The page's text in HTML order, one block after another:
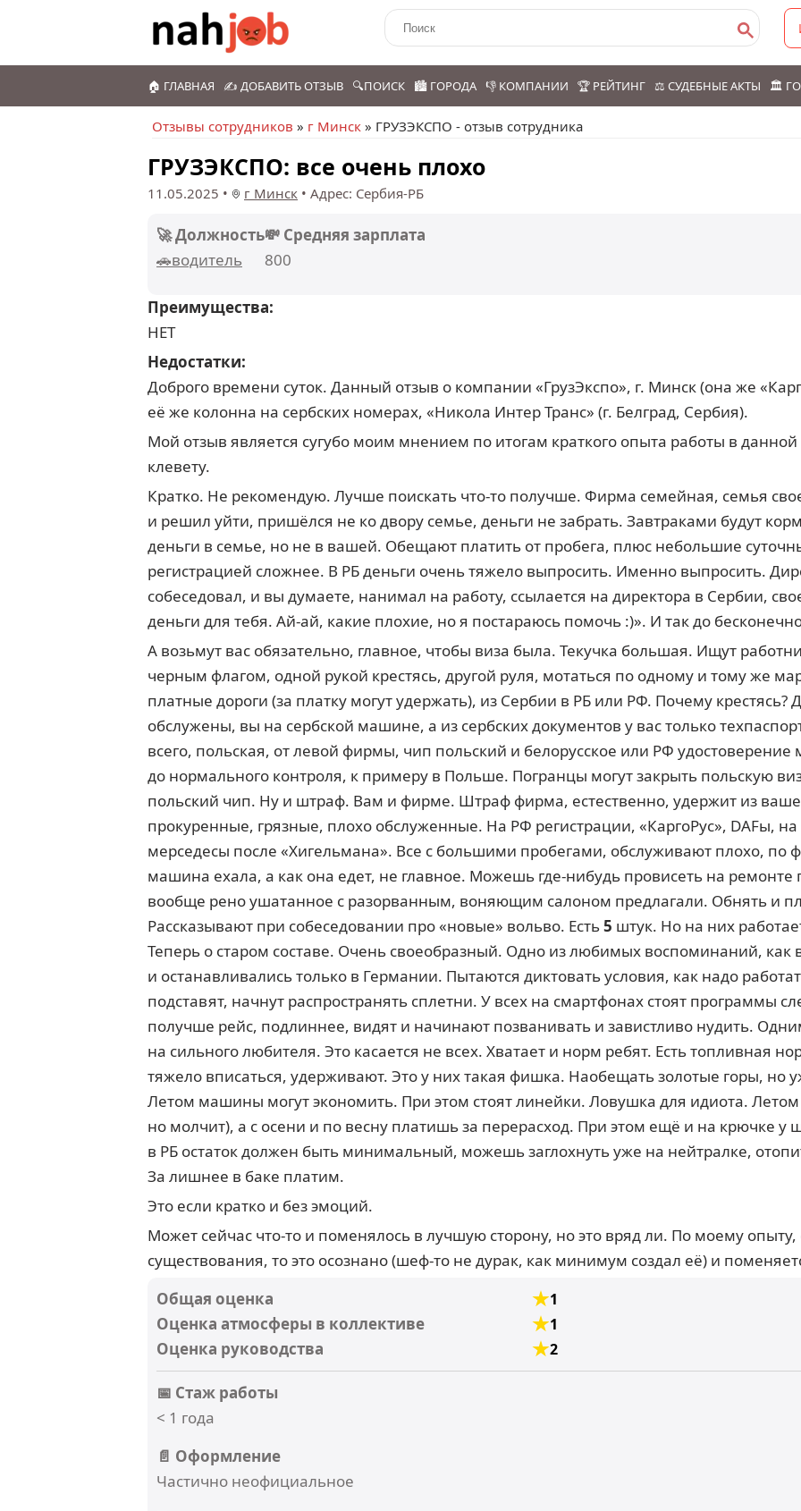
🏠 ГЛАВНАЯ ✍️ ДОБАВИТЬ ОТЗЫВ 🔍ПОИСК 🏙️ ГОРОДА 👎 КОМПАНИИ 🏆 РЕЙТИНГ ⚖️ СУДЕБНЫЕ АКТЫ 🏛️
Отзывы сотрудников » г Минск » ГРУЗЭКСПО - отзыв сотрудника
ГРУЗЭКСПО: все очень плохо
11.05.2025 • г Минск • Адрес: Сербия-РБ
🚀 Должность
🚗водитель
💸 Средняя зарплата
800
Преимущества:
НЕТ
Недостатки:
Доброго времени суток. Данный отзыв о компании «ГрузЭкспо», г. Минск (она же
её же колонна на сербских номерах, «Никола Интер Транс» (г. Белград, Сербия).
Мой отзыв является сугубо моим мнением по итогам краткого опыта работы в
клевету.
Кратко. Не рекомендую. Лучше поискать что-то получше. Фирма семейная, семья
и решил уйти, пришёлся не ко двору семье, деньги не забрать. Завтраками будут
деньги в семье, но не в вашей. Обещают платить от пробега, плюс небольшие
регистрацией сложнее. В РБ деньги очень тяжело выпросить. Именно выпросить.
собеседовал, и вы думаете, нанимал на работу, ссылается на директора в Сербии,
деньги для тебя. Ай-ай, какие плохие, но я постараюсь помочь :)». И так до
А возьмут вас обязательно, главное, чтобы виза была. Текучка большая. Ищут
черным флагом, одной рукой крестясь, другой руля, мотаться по одному и тому же
платные дороги (за платку могут удержать), из Сербии в РБ или РФ. Почему
обслужены, вы на сербской машине, а из сербских документов у вас только
всего, польская, от левой фирмы, чип польский и белорусское или РФ
до нормального контроля, к примеру в Польше. Погранцы могут закрыть польскую
польский чип. Ну и штраф. Вам и фирме. Штраф фирма, естественно, удержит из
прокуренные, грязные, плохо обслуженные. На РФ регистрации, «КаргоРус», DAFы,
мерседесы после «Хигельмана». Все с большими пробегами, обслуживают плохо, по
машина ехала, а как она едет, не главное. Можешь где-нибудь провисеть на ремонте
вообще рено ушатанное с разорванным, воняющим салоном предлагали. Обнять и
Рассказывают при собеседовании про «новые» вольво. Есть5 штук. Но на них
Теперь о старом составе. Очень своеобразный. Одно из любимых воспоминаний,
и останавливались только в Германии. Пытаются диктовать условия, как надо
подставят, начнут распространять сплетни. У всех на смартфонах стоят программы
получше рейс, подлиннее, видят и начинают позванивать и завистливо нудить.
на сильного любителя. Это касается не всех. Хватает и норм ребят. Есть топливная
тяжело вписаться, удерживают. Это у них такая фишка. Наобещать золотые горы, но
Летом машины могут экономить. При этом стоят линейки. Ловушка для идиота.
но молчит), а с осени и по весну платишь за перерасход. При этом ещё и на крючке у
в РБ остаток должен быть минимальный, можешь заглохнуть уже на нейтралке,
За лишнее в баке платим.
Это если кратко и без эмоций.
Может сейчас что-то и поменялось в лучшую сторону, но это вряд ли. По моему
существования, то это осознано (шеф-то не дурак, как минимум создал её) и
Общая оценка
1
Оценка атмосферы в коллективе 1
Оценка руководства 2
📅 Стаж работы
< 1 года
📄 Оформление
Частично неофициальное